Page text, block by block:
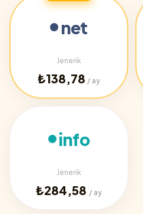
net
Jenerik
₺138,78 / ay
info
Jenerik
₺284,58 / ay